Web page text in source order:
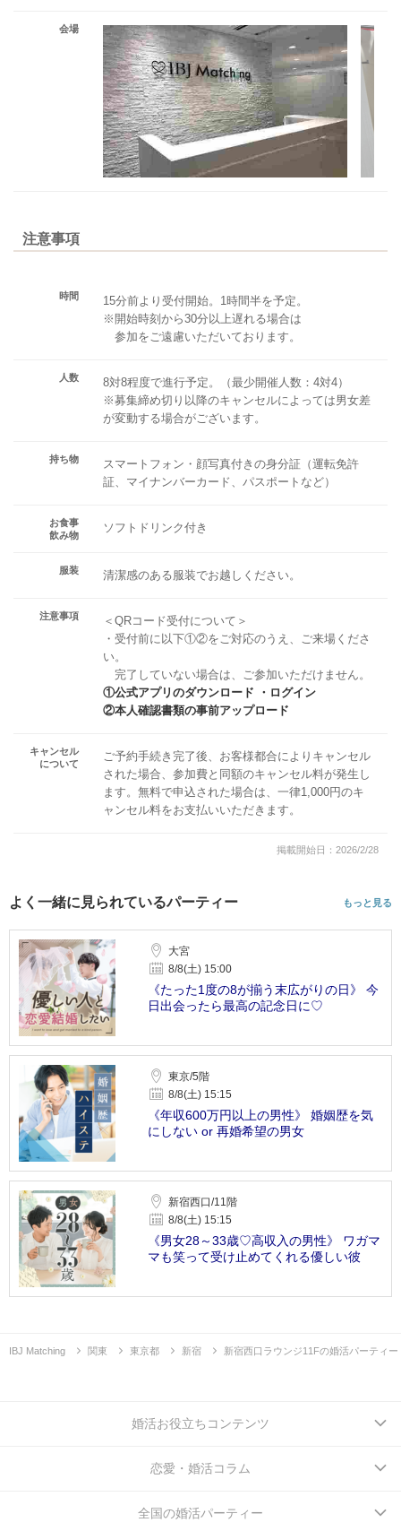
会場
注意事項
時間
15分前より受付開始。1時間半を予定。
※開始時刻から30分以上遅れる場合は
参加をご遠慮いただいております。
人数
8対8程度で進行予定。（最少開催人数：4対4）
※募集締め切り以降のキャンセルによっては男女差
が変動する場合がございます。
持ち物
スマートフォン・顔写真付きの身分証（運転免許
証、マイナンバーカード、パスポートなど）
お食事
飲み物
ソフトドリンク付き
服装 清潔感のある服装でお越しください。
注意事項
＜QRコード受付について＞
・受付前に以下①②をご対応のうえ、ご来場くださ
い。
完了していない場合は、ご参加いただけません。
①公式アプリのダウンロード ・ログイン
②本人確認書類の事前アップロード
キャンセル
について
ご予約手続き完了後、お客様都合によりキャンセル
された場合、参加費と同額のキャンセル料が発生し
ます。無料で申込された場合は、一律1,000円のキ
ャンセル料をお支払いいただきます。
掲載開始日：2026/2/28
よく一緒に見られているパーティー もっと見る
大宮
8/8(土) 15:00
《たった1度の8が揃う末広がりの日》 今
日出会ったら最高の記念日に♡
東京/5階
8/8(土) 15:15
《年収600万円以上の男性》 婚姻歴を気
にしない or 再婚希望の男女
新宿西口/11階
8/8(土) 15:15
《男女28～33歳♡高収入の男性》 ワガマ
マも笑って受け止めてくれる優しい彼
IBJ Matching 関東 東京都 新宿 新宿西口ラウンジ11Fの婚活パーティー
婚活お役立ちコンテンツ
恋愛・婚活コラム
全国の婚活パーティー